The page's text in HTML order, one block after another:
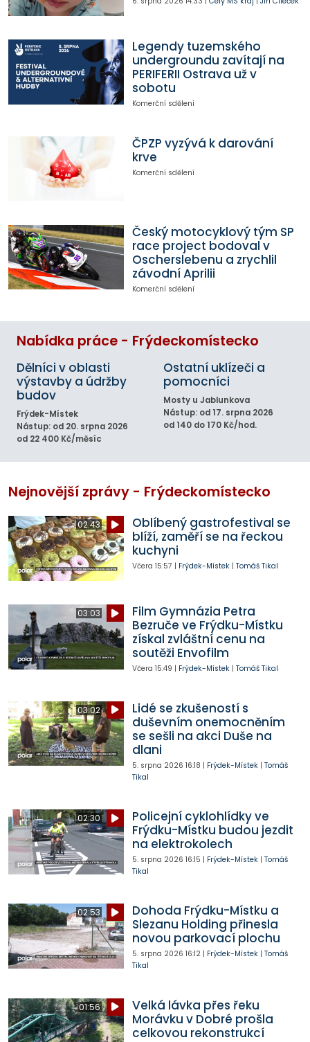
Legendy tuzemského
undergroundu zavítají na
PERIFERII Ostrava už v
sobotu
Komerční sdělení
ČPZP vyzývá k darování
krve
Komerční sdělení
Český motocyklový tým SP
race project bodoval v
Oscherslebenu a zrychlil
závodní Aprilii
Komerční sdělení
Nabídka práce - Frýdeckomístecko
Dělníci v oblasti
výstavby a údržby
budov
Frýdek-Místek
Nástup: od 20. srpna 2026
od 22 400 Kč/měsíc
Ostatní uklízeči a
pomocníci
Mosty u Jablunkova
Nástup: od 17. srpna 2026
od 140 do 170 Kč/hod.
Nejnovější zprávy - Frýdeckomístecko
02:43
Oblíbený gastrofestival se
blíží, zaměří se na řeckou
kuchyni
Včera 15:57 | Frýdek-Místek| Tomáš Tikal
03:03
Film Gymnázia Petra
Bezruče ve Frýdku-Místku
získal zvláštní cenu na
soutěži Envofilm
Včera 15:49 | Frýdek-Místek| Tomáš Tikal
03:02
Lidé se zkušeností s
duševním onemocněním
se sešli na akci Duše na
dlani
5. srpna 2026 16:18 | Frýdek-Místek| Tomáš
Tikal
02:30
Policejní cyklohlídky ve
Frýdku-Místku budou jezdit
na elektrokolech
5. srpna 2026 16:15 | Frýdek-Místek| Tomáš
Tikal
02:53
Dohoda Frýdku-Místku a
Slezanu Holding přinesla
novou parkovací plochu
5. srpna 2026 16:12| Frýdek-Místek| Tomáš
Tikal
01:56
Velká lávka přes řeku
Morávku v Dobré prošla
celkovou rekonstrukcí